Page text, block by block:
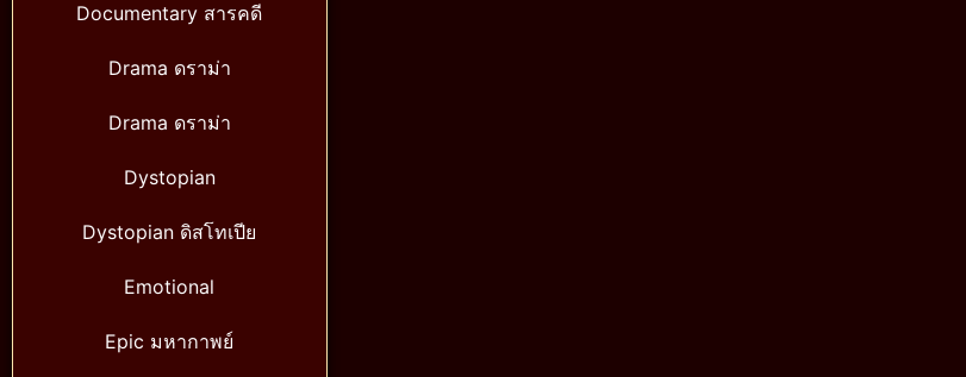
Documentary สารคดี
Drama ดราม่า
Drama ดราม่า
Dystopian
Dystopian ดิสโทเปีย
Emotional
Epic มหากาพย์